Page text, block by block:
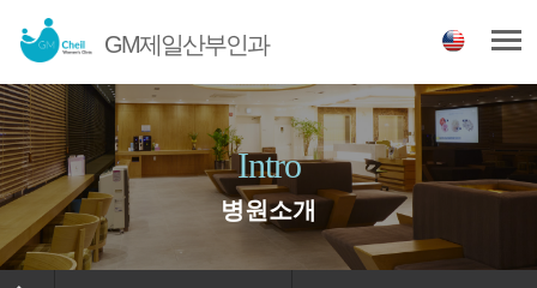
GM제일산부인과
Intro
병원소개